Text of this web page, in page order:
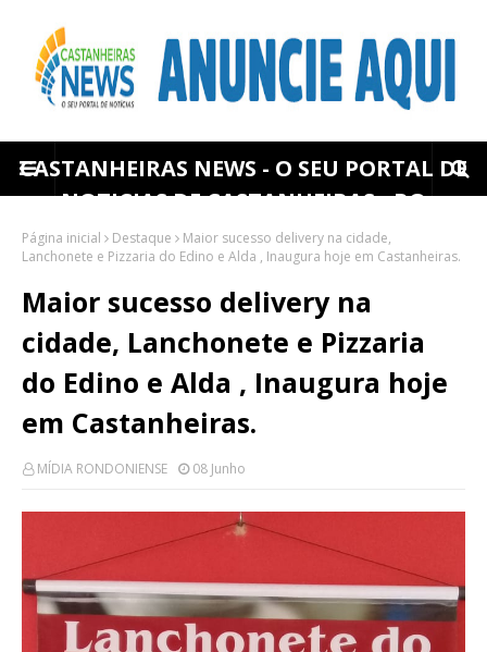
CASTANHEIRAS NEWS - O SEU PORTAL DE
NOTICIAS DE CASTANHEIRAS - RO
Página inicial Destaque
Maior sucesso delivery na cidade,
Lanchonete e Pizzaria do Edino e Alda , Inaugura hoje em Castanheiras.
Maior sucesso delivery na
cidade, Lanchonete e Pizzaria
do Edino e Alda , Inaugura hoje
em Castanheiras.
MÍDIA RONDONIENSE 08 Junho